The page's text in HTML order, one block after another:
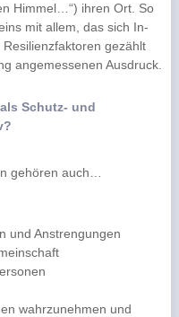
Himmel…“) ihren Ort. So
mit allem, das sich In-
gezählt
angemessenen Ausdruck.
Schutz- und
gehören auch…
und Anstrengungen
wahrzunehmen und